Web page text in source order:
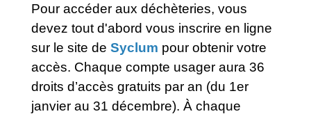
Pour accéder aux déchèteries, vous
devez tout d'abord vous inscrire en ligne
sur le site de Syclum pour obtenir votre
accès. Chaque compte usager aura 36
droits d’accès gratuits par an (du 1er
janvier au 31 décembre). À chaque